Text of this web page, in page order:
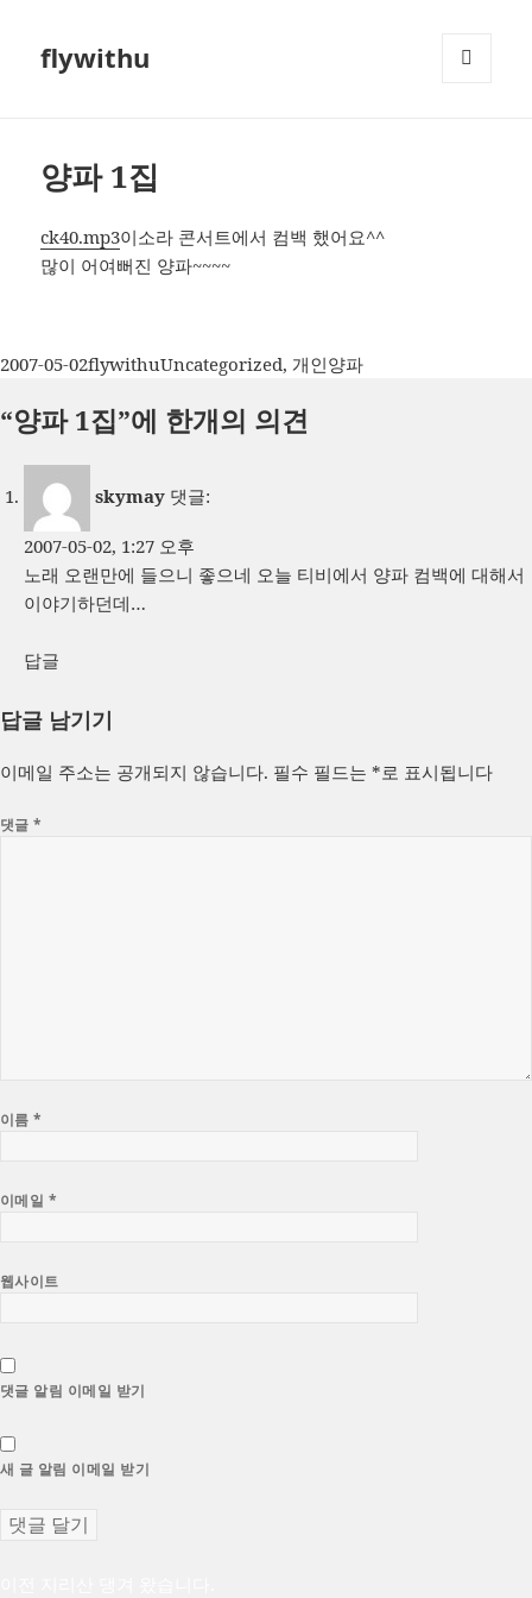
flywithu
양파 1집
ck40.mp3이소라 콘서트에서 컴백 했어요^^
많이 어여뻐진 양파~~~~
작
일
2007-05-02글
이
flywithu카
고
Uncategorized, 개인태
양파
“양파 1집”에 한개의 의견
skymay 댓글:
2007-05-02, 1:27 오후
노래 오랜만에 들으니 좋으네 오늘 티비에서 양파 컴백에 대해서
이야기하던데…
답글
답글 남기기
이메일 주소는 공개되지 않습니다. 필수 필드는 *로 표시됩니다
댓글*
이름*
이메일 *
웹사이트
댓글 알림 이메일 받기
새 글 알림 이메일 받기